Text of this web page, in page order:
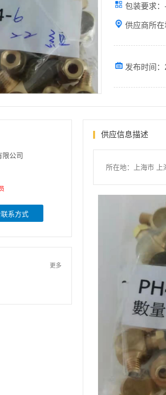
包装要求：
供应商所
发布时间
限公司
系方式
更多
供应信息描述
所在地：上海市 上